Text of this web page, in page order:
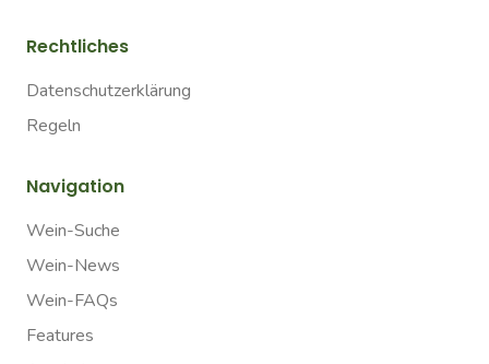
Rechtliches
Datenschutzerklärung
Regeln
Navigation
Wein-Suche
Wein-News
Wein-FAQs
Features